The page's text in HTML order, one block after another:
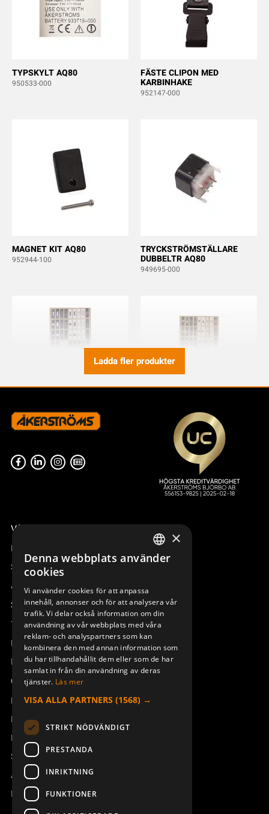
TYPSKYLT AQ80
950533-000
FÄSTE CLIPON MED
KARBINHAKE
952147-000
MAGNET KIT AQ80
952944-100
TRYCKSTRÖMSTÄLLARE
DUBBELTR AQ80
949695-000
SYMBOLARK AQ80 JUPITER SYMBOLARK AQ80 DIN
949827-001
SYMBOLARK AQ80 SHIFT
949827-002
SYMBOLARK AQ80 SHIFT DIN
949827-003
GUMMIMATTA J/M/T-RX ERA
8B AQ80-8
949819-000
Ladda fler produkter
Våra radiostyrningar – översikt
Remotus
Sesam
Access_Ctrl
Support
Teknisk support
Boka service
Manualer och videoinstruktioner
Om Åkerströms
Kontakt
Nyheter
Pressrum
Säkerhet och direktiv
Allmänna villkor
REACH
SWEDISH
DEUTSCH
×
Denna webbplats använder
cookies
Vi använder cookies för att anpassa
innehåll, annonser och för att analysera vår
trafik. Vi delar också information om din
användning av vår webbplats med våra
reklam- och analyspartners som kan
kombinera den med annan information som
du har tillhandahållit dem eller som de har
samlat in från din användning av deras
tjänster. Läs mer
VISA ALLA PARTNERS (1568) →
STRIKT NÖDVÄNDIGT
PRESTANDA
INRIKTNING
FUNKTIONER